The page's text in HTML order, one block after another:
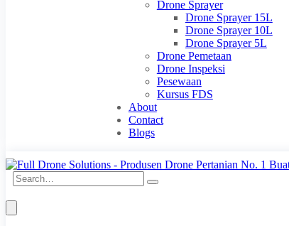
Drone Sprayer
Drone Sprayer 15L
Drone Sprayer 10L
Drone Sprayer 5L
Drone Pemetaan
Drone Inspeksi
Pesewaan
Kursus FDS
About
Contact
Blogs